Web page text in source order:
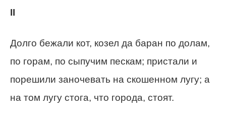
II
Долго бежали кот, козел да баран по долам,
по горам, по сыпучим пескам; пристали и
порешили заночевать на скошенном лугу; а
на том лугу стога, что города, стоят.